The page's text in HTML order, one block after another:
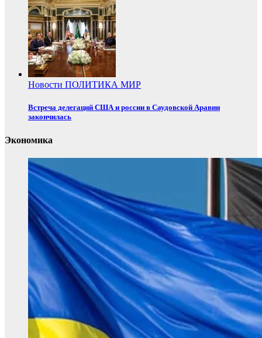
Новости ПОЛИТИКА МИР
Встреча делегаций США и россии в Саудовской Аравии
закончилась
Экономика